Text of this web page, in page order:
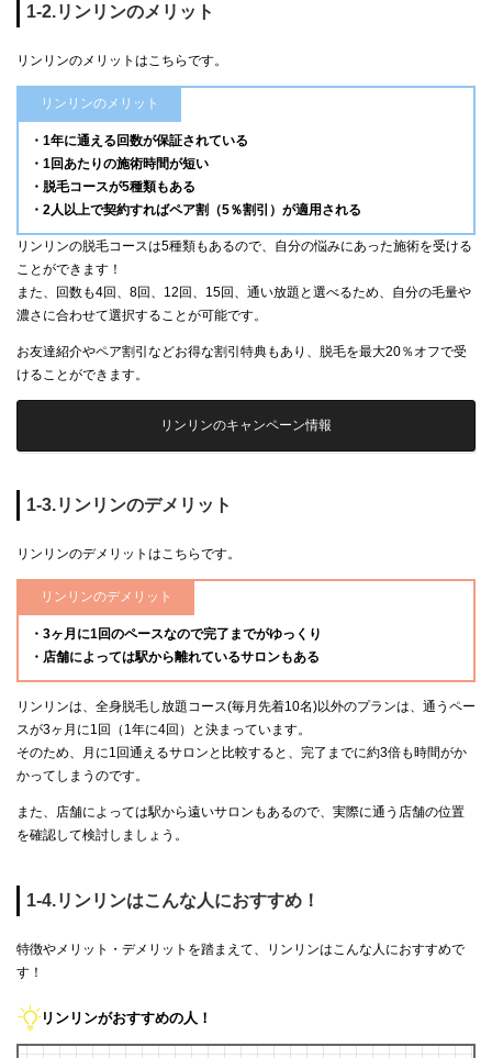
1-2.リンリンのメリット
リンリンのメリットはこちらです。
リンリンのメリット
・1年に通える回数が保証されている
・1回あたりの施術時間が短い
・脱毛コースが5種類もある
・2人以上で契約すればペア割（5％割引）が適用される
リンリンの脱毛コースは5種類もあるので、自分の悩みにあった施術を受ける
ことができます！
また、回数も4回、8回、12回、15回、通い放題と選べるため、自分の毛量や
濃さに合わせて選択することが可能です。
お友達紹介やペア割引などお得な割引特典もあり、脱毛を最大20％オフで受
けることができます。
リンリンのキャンペーン情報
1-3.リンリンのデメリット
リンリンのデメリットはこちらです。
リンリンのデメリット
・3ヶ月に1回のペースなので完了までがゆっくり
・店舗によっては駅から離れているサロンもある
リンリンは、全身脱毛し放題コース(毎月先着10名)以外のプランは、通うペー
スが3ヶ月に1回（1年に4回）と決まっています。
そのため、月に1回通えるサロンと比較すると、完了までに約3倍も時間がか
かってしまうのです。
また、店舗によっては駅から遠いサロンもあるので、実際に通う店舗の位置
を確認して検討しましょう。
1-4.リンリンはこんな人におすすめ！
特徴やメリット・デメリットを踏まえて、リンリンはこんな人におすすめで
す！
リンリンがおすすめの人！